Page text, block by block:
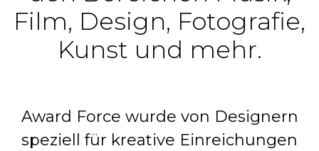
Film, Design, Fotografie,
Kunst und mehr.
Award Force wurde von Designern
speziell für kreative Einreichungen